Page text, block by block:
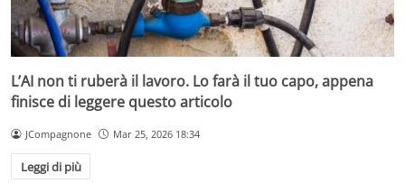
L’AI non ti ruberà il lavoro. Lo farà il tuo capo, appena
finisce di leggere questo articolo
JCompagnone Mar 25, 2026 18:34
Leggi di più